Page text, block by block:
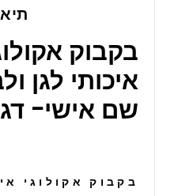
בקבוק
איכותי לגן
שם אישי-
בקבוק אקולוגי